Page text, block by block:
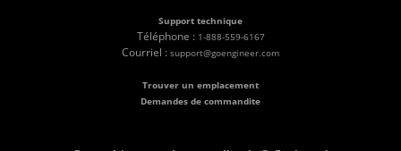
Support technique
Téléphone : 1-888-559-6167
Courriel : support@goengineer.com
Trouver un emplacement
Demandes de commandite